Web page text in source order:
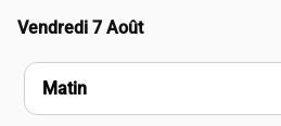
Vendredi 7 Août
Matin